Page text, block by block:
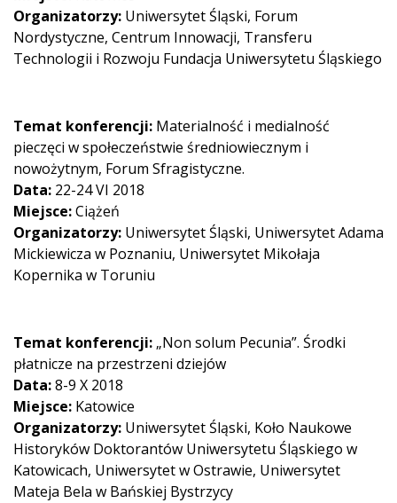
Organizatorzy: Uniwersytet Śląski, Forum
Nordystyczne, Centrum Innowacji, Transferu
Technologii i Rozwoju Fundacja Uniwersytetu Śląskiego
Temat konferencji: Materialność i medialność
pieczęci w społeczeństwie średniowiecznym i
nowożytnym, Forum Sfragistyczne.
Data: 22-24 VI 2018
Miejsce:Ciążeń
Organizatorzy: Uniwersytet Śląski, Uniwersytet Adama
Mickiewicza w Poznaniu, Uniwersytet Mikołaja
Kopernika w Toruniu
Temat konferencji: „Non solum Pecunia”. Środki
płatnicze na przestrzeni dziejów
Data:8-9 X 2018
Miejsce: Katowice
Organizatorzy: Uniwersytet Śląski, Koło Naukowe
Historyków Doktorantów Uniwersytetu Śląskiego w
Katowicach, Uniwersytet w Ostrawie, Uniwersytet
Mateja Bela w Bańskiej Bystrzycy